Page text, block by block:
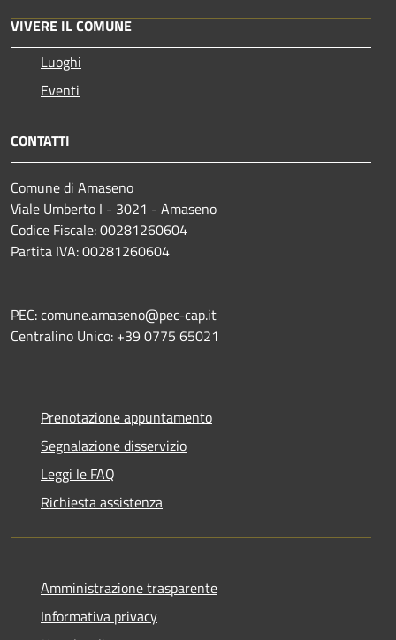
VIVERE IL COMUNE
Luoghi
Eventi
CONTATTI
Comune di Amaseno
Viale Umberto I - 3021 - Amaseno
Codice Fiscale: 00281260604
Partita IVA: 00281260604
PEC: comune.amaseno@pec-cap.it
Centralino Unico: +39 0775 65021
Prenotazione appuntamento
Segnalazione disservizio
Leggi le FAQ
Richiesta assistenza
Amministrazione trasparente
Informativa privacy